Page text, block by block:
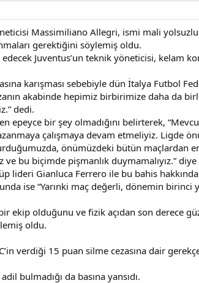
Massimiliano Allegri, ismi mali
gerektiğini söylemiş oldu.
Juventus’un teknik yöneticisi, kelam
karışması sebebiyle dün İtalya Futbol
akabinde hepimiz birbirimize daha da
dedi.
epeyce bir şey olmadığını belirterek,
çalışmaya devam etmeliyiz. Ligde
önümüzdeki bütün maçlardan en
ve bu biçimde pişmanlık duymamalıyız.”
lideri Gianluca Ferrero ile bu bahis
ise “Yarınki maç değerli, dönemin birinci
ekip olduğunu ve fizik açıdan son derece
oldu.
verdiği 15 puan silme cezasına dair
bulmadığı da basına yansıdı.